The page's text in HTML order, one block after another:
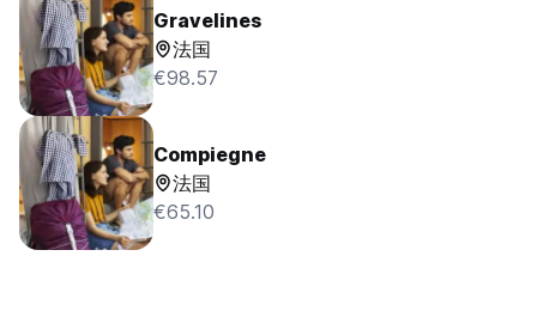
Gravelines
法国
€98.57
Compiegne
法国
€65.10